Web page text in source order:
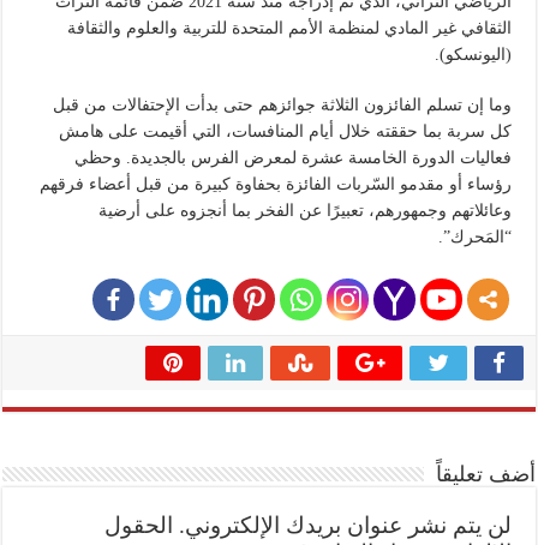
الثقافي غير المادي لمنظمة الأمم المتحدة للتربية والعلوم والثقافة
(اليونسكو).
وما إن تسلم الفائزون الثلاثة جوائزهم حتى بدأت الإحتفالات من قبل
كل سربة بما حققته خلال أيام المنافسات، التي أقيمت على هامش
فعاليات الدورة الخامسة عشرة لمعرض الفرس بالجديدة. وحظي
رؤساء أو مقدمو السّربات الفائزة بحفاوة كبيرة من قبل أعضاء فرقهم
وعائلاتهم وجمهورهم، تعبيرًا عن الفخر بما أنجزوه على أرضية
“المَحرك”.
أضف تعليقاً
لن يتم نشر عنوان بريدك الإلكتروني.
الحقول